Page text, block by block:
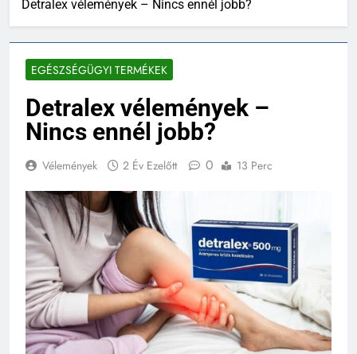
Detralex vélemények – Nincs ennél jobb?
EGÉSZSÉGÜGYI TERMÉKEK
Detralex vélemények –
Nincs ennél jobb?
Vélemények 2 Év Ezelőtt 0 13 Perc